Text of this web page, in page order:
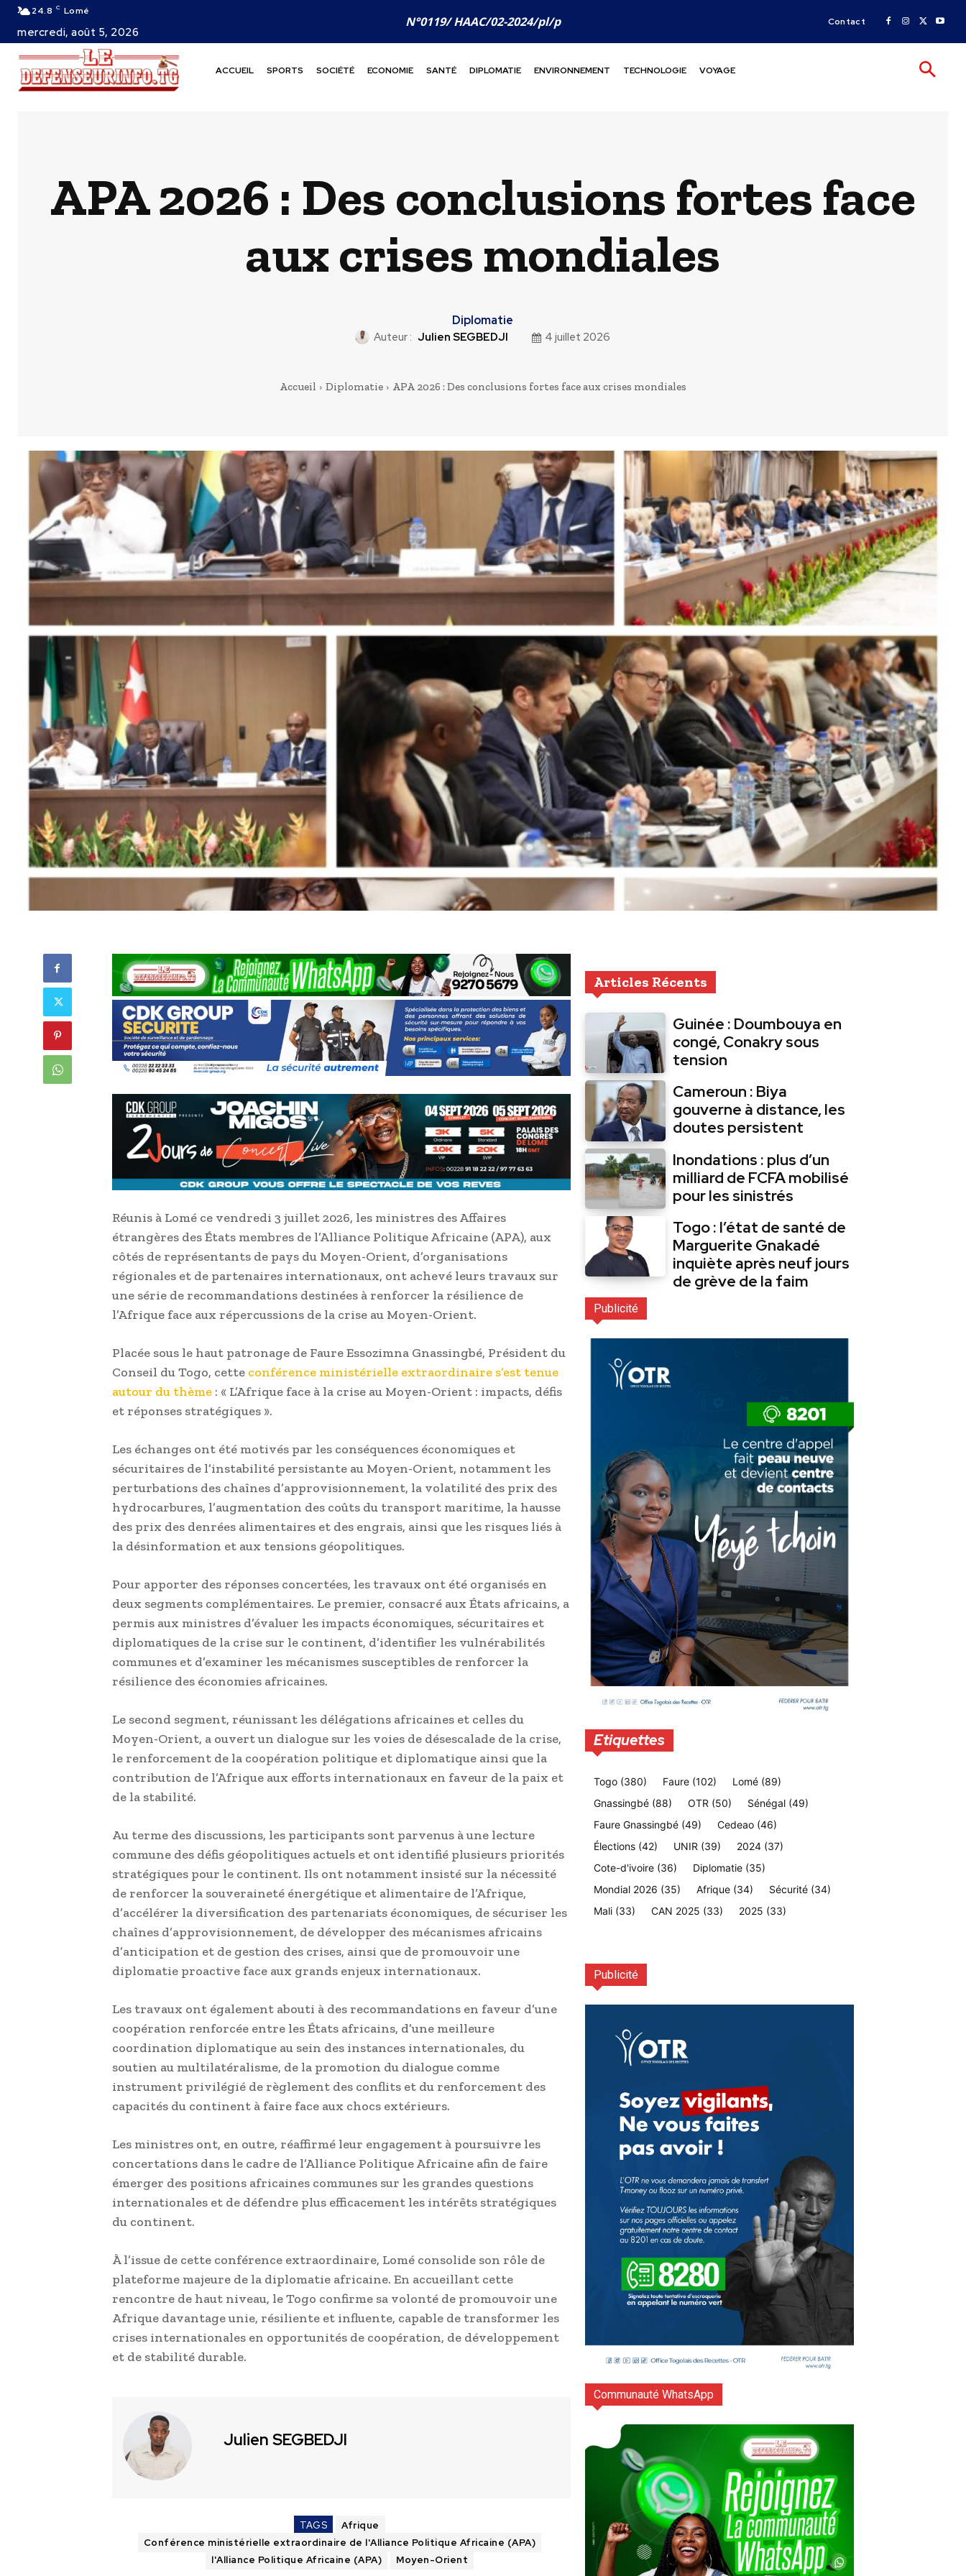
24.8 C Lomé
mercredi, août 5, 2026
N°0119/ HAAC/02-2024/pl/p Contact
ACCUEIL SPORTS SOCIÉTÉ ECONOMIE SANTÉ DIPLOMATIE ENVIRONNEMENT TECHNOLOGIE VOYAGE
APA 2026 : Des conclusions fortes face
aux crises mondiales
Diplomatie
Auteur : Julien SEGBEDJI 4 juillet 2026
Accueil Diplomatie APA 2026 : Des conclusions fortes face aux crises mondiales
Réunis à Lomé ce vendredi 3 juillet 2026, les ministres des Affaires
étrangères des États membres de l’Alliance Politique Africaine (APA), aux
côtés de représentants de pays du Moyen-Orient, d’organisations
régionales et de partenaires internationaux, ont achevé leurs travaux sur
une série de recommandations destinées à renforcer la résilience de
l’Afrique face aux répercussions de la crise au Moyen-Orient.
Placée sous le haut patronage de Faure Essozimna Gnassingbé, Président du
Conseil du Togo, cette conférence ministérielle extraordinaire s’est tenue
autour du thème: « L’Afrique face à la crise au Moyen-Orient : impacts, défis
et réponses stratégiques ».
Les échanges ont été motivés par les conséquences économiques et
sécuritaires de l’instabilité persistante au Moyen-Orient, notamment les
perturbations des chaînes d’approvisionnement, la volatilité des prix des
hydrocarbures, l’augmentation des coûts du transport maritime, la hausse
des prix des denrées alimentaires et des engrais, ainsi que les risques liés à
la désinformation et aux tensions géopolitiques.
Pour apporter des réponses concertées, les travaux ont été organisés en
deux segments complémentaires. Le premier, consacré aux États africains, a
permis aux ministres d’évaluer les impacts économiques, sécuritaires et
diplomatiques de la crise sur le continent, d’identifier les vulnérabilités
communes et d’examiner les mécanismes susceptibles de renforcer la
résilience des économies africaines.
Le second segment, réunissant les délégations africaines et celles du
Moyen-Orient, a ouvert un dialogue sur les voies de désescalade de la crise,
le renforcement de la coopération politique et diplomatique ainsi que la
contribution de l’Afrique aux efforts internationaux en faveur de la paix et
de la stabilité.
Au terme des discussions, les participants sont parvenus à une lecture
commune des défis géopolitiques actuels et ont identifié plusieurs priorités
stratégiques pour le continent. Ils ont notamment insisté sur la nécessité
de renforcer la souveraineté énergétique et alimentaire de l’Afrique,
d’accélérer la diversification des partenariats économiques, de sécuriser les
chaînes d’approvisionnement, de développer des mécanismes africains
d’anticipation et de gestion des crises, ainsi que de promouvoir une
diplomatie proactive face aux grands enjeux internationaux.
Les travaux ont également abouti à des recommandations en faveur d’une
coopération renforcée entre les États africains, d’une meilleure
coordination diplomatique au sein des instances internationales, du
soutien au multilatéralisme, de la promotion du dialogue comme
instrument privilégié de règlement des conflits et du renforcement des
capacités du continent à faire face aux chocs extérieurs.
Les ministres ont, en outre, réaffirmé leur engagement à poursuivre les
concertations dans le cadre de l’Alliance Politique Africaine afin de faire
émerger des positions africaines communes sur les grandes questions
internationales et de défendre plus efficacement les intérêts stratégiques
du continent.
À l’issue de cette conférence extraordinaire, Lomé consolide son rôle de
plateforme majeure de la diplomatie africaine. En accueillant cette
rencontre de haut niveau, le Togo confirme sa volonté de promouvoir une
Afrique davantage unie, résiliente et influente, capable de transformer les
crises internationales en opportunités de coopération, de développement
et de stabilité durable.
Julien SEGBEDJI
TAGS
Afrique
Conférence ministérielle extraordinaire de l'Alliance Politique Africaine (APA)
l'Alliance Politique Africaine (APA)
Moyen-Orient
Articles Récents
Guinée : Doumbouya en
congé, Conakry sous
tension
Cameroun : Biya
gouverne à distance, les
doutes persistent
Inondations : plus d’un
milliard de FCFA mobilisé
pour les sinistrés
Togo : l’état de santé de
Marguerite Gnakadé
inquiète après neuf jours
de grève de la faim
Publicité
Etiquettes
Togo (380) Faure (102) Lomé (89)
Gnassingbé (88) OTR (50) Sénégal (49)
Faure Gnassingbé (49) Cedeao (46)
Élections (42) UNIR (39) 2024 (37)
Cote-d'ivoire (36) Diplomatie (35)
Mondial 2026 (35) Afrique (34) Sécurité (34)
Mali (33) CAN 2025 (33) 2025 (33)
Publicité
Communauté WhatsApp